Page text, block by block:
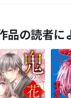
品の読者に